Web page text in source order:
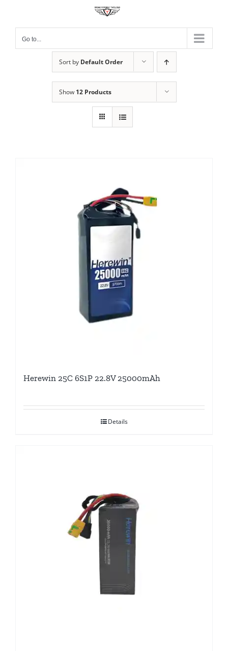
contentGo to...
Sort by Default Order
Show 12 Products
Herewin 25C 6S1P 22.8V 25000mAh
Details